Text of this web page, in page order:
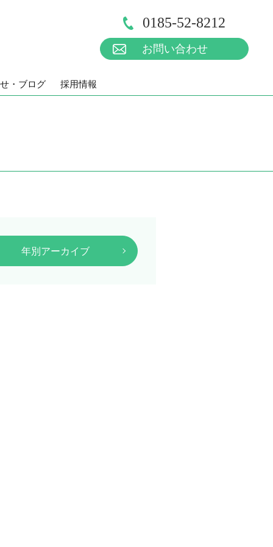
・ブログ 採用情報
0185-52-8212
お問い合わせ
年別アーカイブ